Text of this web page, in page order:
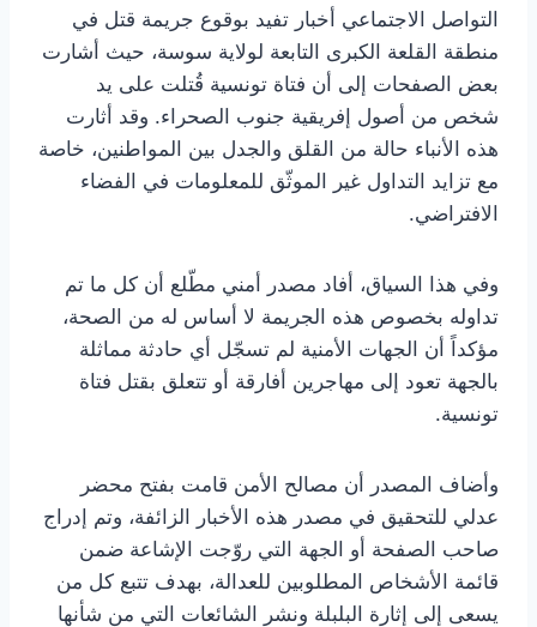
التواصل الاجتماعي أخبار تفيد بوقوع جريمة قتل في
منطقة القلعة الكبرى التابعة لولاية سوسة، حيث أشارت
بعض الصفحات إلى أن فتاة تونسية قُتلت على يد
شخص من أصول إفريقية جنوب الصحراء. وقد أثارت
هذه الأنباء حالة من القلق والجدل بين المواطنين، خاصة
مع تزايد التداول غير الموثّق للمعلومات في الفضاء
الافتراضي.
وفي هذا السياق، أفاد مصدر أمني مطّلع أن كل ما تم
تداوله بخصوص هذه الجريمة لا أساس له من الصحة،
مؤكداً أن الجهات الأمنية لم تسجّل أي حادثة مماثلة
بالجهة تعود إلى مهاجرين أفارقة أو تتعلق بقتل فتاة
تونسية.
وأضاف المصدر أن مصالح الأمن قامت بفتح محضر
عدلي للتحقيق في مصدر هذه الأخبار الزائفة، وتم إدراج
صاحب الصفحة أو الجهة التي روّجت الإشاعة ضمن
قائمة الأشخاص المطلوبين للعدالة، بهدف تتبع كل من
يسعى إلى إثارة البلبلة ونشر الشائعات التي من شأنها